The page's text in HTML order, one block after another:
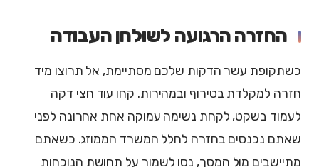
החזרה הרגועה לשולחן העבודה
כשתקופת עשר הדקות שלכם מסתיימת, אל תרוצו מיד
חזרה למקלדת בטירוף ובמהירות. קחו עוד חצי דקה
לעמוד בשקט, לקחת נשימה עמוקה אחת אחרונה לפני
שאתם נכנסים בחזרה לחלל המשרד הממוזג. כשאתם
מתיישבים מול המסך, נסו לשמור על תחושת הנוכחות